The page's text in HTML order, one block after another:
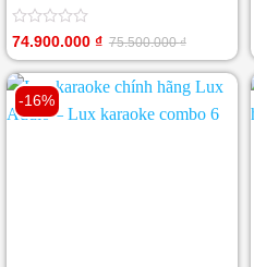
Được
hạng
0
5
sao
75.500.000₫
Giá
gốc
là:
75.500.000 ₫.
74.900.000 ₫
Giá
hiện
tại
là:
74.900.000 ₫.
-16%